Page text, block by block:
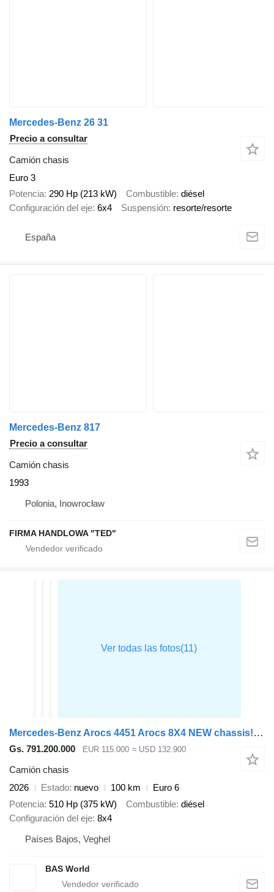
Mercedes-Benz 26 31
Precio a consultar
Camión chasis
Euro 3
Potencia 290 Hp (213 kW) Combustible diésel
Configuración del eje 6x4 Suspensión resorte/resorte
España
Mercedes-Benz 817
Precio a consultar
Camión chasis
1993
Polonia, Inowrocław
FIRMA HANDLOWA "TED"
Mercedes-Benz Arocs 4451 Arocs 8X4 NEW chassis! Steel suspension Manual Engine
Gs. 791.200.000 EUR 115.000 ≈ USD 132.900
Camión chasis
2026
Estado nuevo 100 km
Euro 6
Potencia 510 Hp (375 kW) Combustible diésel
Configuración del eje 8x4
Países Bajos, Veghel
BAS World